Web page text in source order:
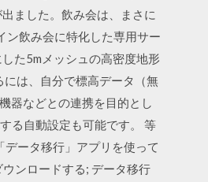
ました。飲み会は、まさに
ン飲み会に特化した専用サー
た5mメッシュの高密度地形
は、自分で標高データ（無
器などとの連携を目的とし
る自動設定も可能です。 等
ータ移行」アプリを使って
ンロードする; データ移行